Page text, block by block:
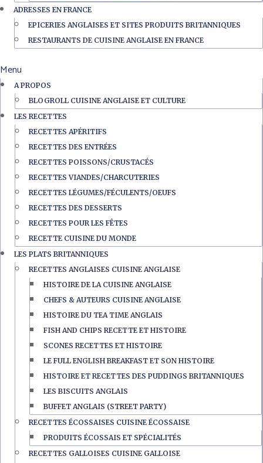
ADRESSES EN FRANCE
EPICERIES ANGLAISES ET SITES PRODUITS BRITANNIQUES
RESTAURANTS DE CUISINE ANGLAISE EN FRANCE
Menu
A PROPOS
BLOGROLL CUISINE ANGLAISE ET CULTURE
LES RECETTES
RECETTES APÉRITIFS
RECETTES DES ENTRÉES
RECETTES POISSONS/CRUSTACÉS
RECETTES VIANDES/CHARCUTERIES
RECETTES LÉGUMES/FÉCULENTS/OEUFS
RECETTES DES DESSERTS
RECETTES POUR LES FÊTES
RECETTE CUISINE DU MONDE
LES PLATS BRITANNIQUES
RECETTES ANGLAISES CUISINE ANGLAISE
HISTOIRE DE LA CUISINE ANGLAISE
CHEFS & AUTEURS CUISINE ANGLAISE
HISTOIRE DU TEA TIME ANGLAIS
FISH AND CHIPS RECETTE ET HISTOIRE
SCONES RECETTES ET HISTOIRE
LE FULL ENGLISH BREAKFAST ET SON HISTOIRE
HISTOIRE ET RECETTES DES PUDDINGS BRITANNIQUES
LES BISCUITS ANGLAIS
BUFFET ANGLAIS (STREET PARTY)
RECETTES ÉCOSSAISES CUISINE ÉCOSSAISE
PRODUITS ÉCOSSAIS ET SPÉCIALITÉS
RECETTES GALLOISES CUISINE GALLOISE